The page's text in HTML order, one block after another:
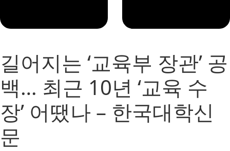
길어지는 ‘교육부 장관’ 공
백… 최근 10년 ‘교육 수
장’ 어땠나 – 한국대학신
문